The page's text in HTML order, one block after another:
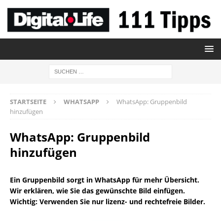
STARTSEITE WHATSAPP
WhatsApp: Gruppenbild
hinzufügen
WhatsApp: Gruppenbild
hinzufügen
Ein Gruppenbild sorgt in WhatsApp für mehr Übersicht.
Wir erklären, wie Sie das gewünschte Bild einfügen.
Wichtig: Verwenden Sie nur lizenz- und rechtefreie Bilder.